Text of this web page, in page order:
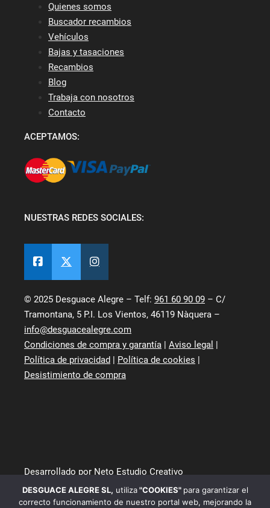
Quienes somos
Buscador recambios
Vehículos
Bajas y tasaciones
Recambios
Blog
Trabaja con nosotros
Contacto
ACEPTAMOS:
NUESTRAS REDES SOCIALES:
© 2025 Desguace Alegre – Telf: 961 60 90 09 – C/
Tramontana, 5 P.I. Los Vientos, 46119 Nàquera –
info@desguacealegre.com
Condiciones de compra y garantía | Aviso legal |
Política de privacidad | Política de cookies |
Desistimiento de compra
Desarrollado por Neto Estudio Creativo
DESGUACE ALEGRE SL, utiliza"COOKIES" para garantizar el
correcto funcionamiento de nuestro portal web, mejorando la